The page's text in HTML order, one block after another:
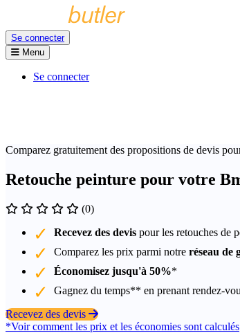
Se connecter
Menu
Se connecter
Comparez gratuitement des propositions de devis
Retouche peinture pour votre
(0)
Recevez des devis pour les retouches de
Comparez les prix parmi notre réseau de
Économisez jusqu'à 50%*
Gagnez du temps** en prenant rendez-
Recevez des devis
*Voir comment les prix et les économies sont calculés